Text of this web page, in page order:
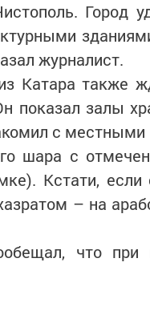
Город
журналист.
Катара также
показал залы
с
шара с
Кстати,
– на
что при